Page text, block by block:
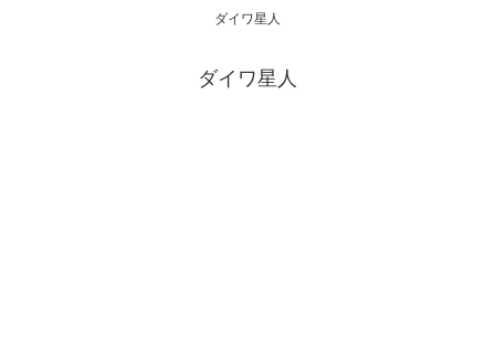
ダイワ星人
ダイワ星人